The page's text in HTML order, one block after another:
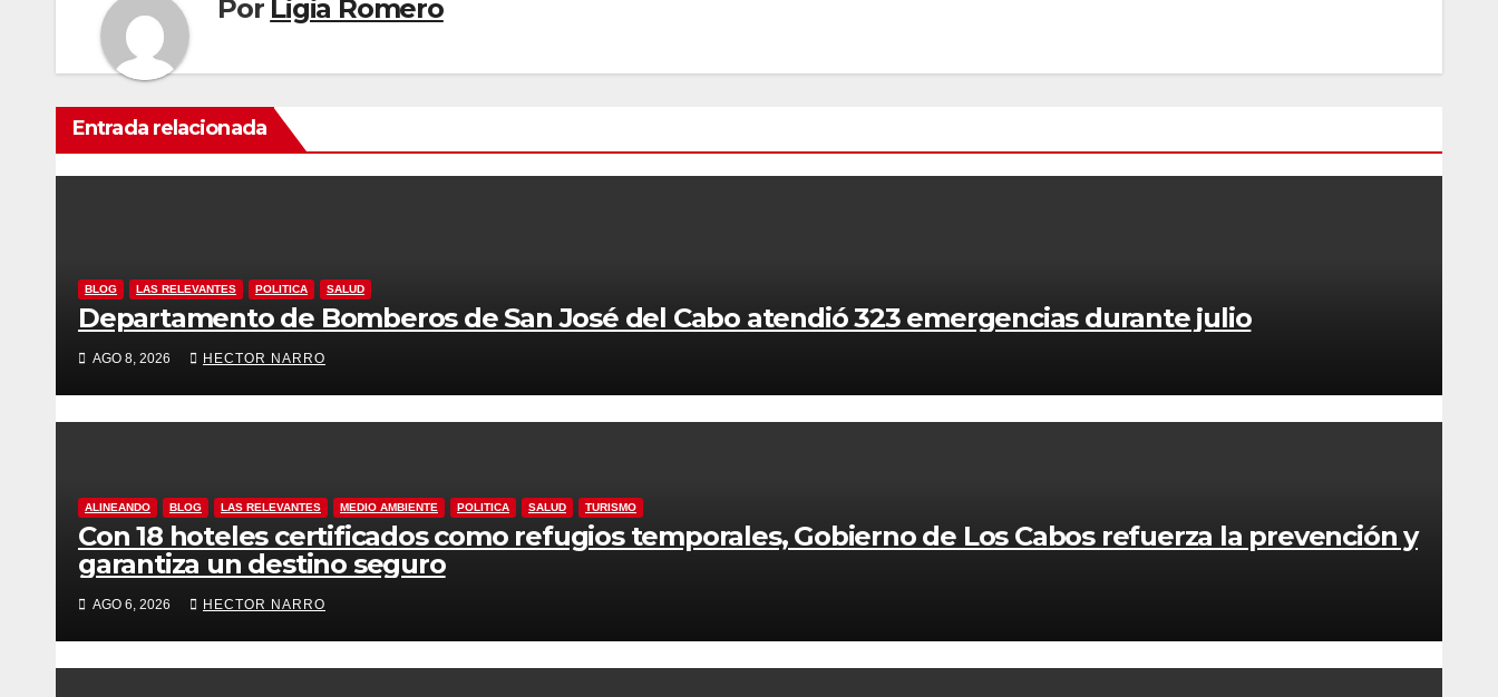
Por Ligia Romero
Entrada relacionada
BLOG LAS RELEVANTES POLITICA SALUD
Departamento de Bomberos de San José del Cabo atendió 323 emergencias durante julio
AGO 8, 2026 HECTOR NARRO
ALINEANDO BLOG LAS RELEVANTES MEDIO AMBIENTE POLITICA SALUD TURISMO
Con 18 hoteles certificados como refugios temporales, Gobierno de Los Cabos refuerza la prevención y
garantiza un destino seguro
AGO 6, 2026 HECTOR NARRO